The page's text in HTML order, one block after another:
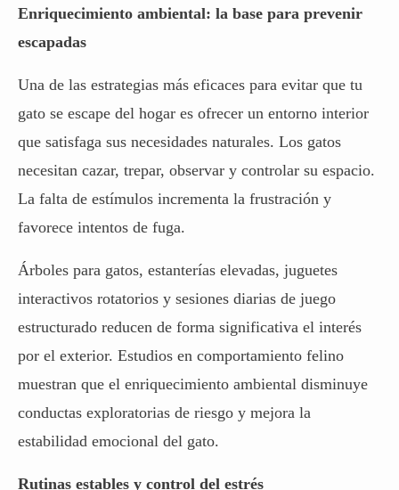
Enriquecimiento ambiental: la base para prevenir
escapadas
Una de las estrategias más eficaces para evitar que tu
gato se escape del hogar es ofrecer un entorno interior
que satisfaga sus necesidades naturales. Los gatos
necesitan cazar, trepar, observar y controlar su espacio.
La falta de estímulos incrementa la frustración y
favorece intentos de fuga.
Árboles para gatos, estanterías elevadas, juguetes
interactivos rotatorios y sesiones diarias de juego
estructurado reducen de forma significativa el interés
por el exterior. Estudios en comportamiento felino
muestran que el enriquecimiento ambiental disminuye
conductas exploratorias de riesgo y mejora la
estabilidad emocional del gato.
Rutinas estables y control del estrés